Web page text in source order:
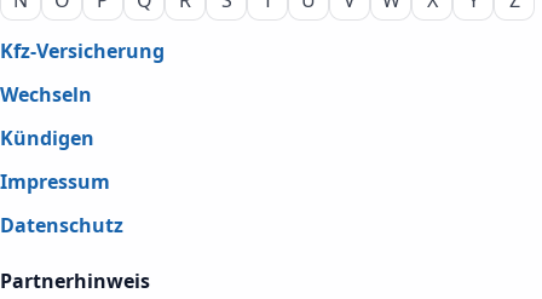
Kfz-Versicherung
Wechseln
Kündigen
Impressum
Datenschutz
Partnerhinweis